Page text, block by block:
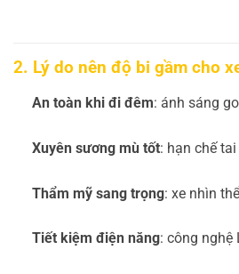
2. Lý do nên độ bi gầm cho
An toàn khi đi đêm: ánh sáng
Xuyên sương mù tốt: hạn chế
Thẩm mỹ sang trọng: xe nhìn
Tiết kiệm điện năng: công nghệ